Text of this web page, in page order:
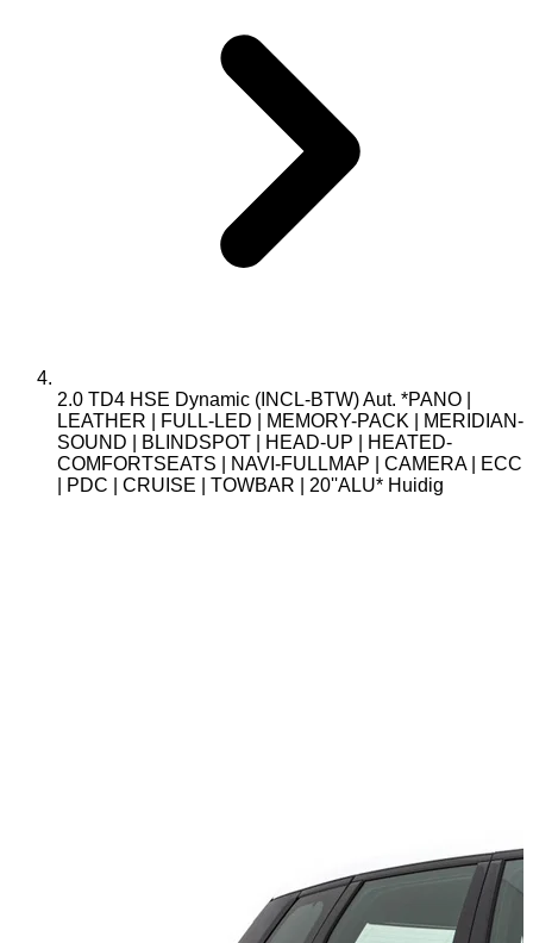
2.0 TD4 HSE Dynamic (INCL-BTW) Aut. *PANO |
LEATHER | FULL-LED | MEMORY-PACK | MERIDIAN-
SOUND | BLINDSPOT | HEAD-UP | HEATED-
COMFORTSEATS | NAVI-FULLMAP | CAMERA | ECC
| PDC | CRUISE | TOWBAR | 20''ALU* Huidig